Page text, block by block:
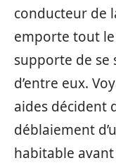
conducteur de
emporte tout
supporte de se
d’entre eux.
aides décident
déblaiement
habitable avant